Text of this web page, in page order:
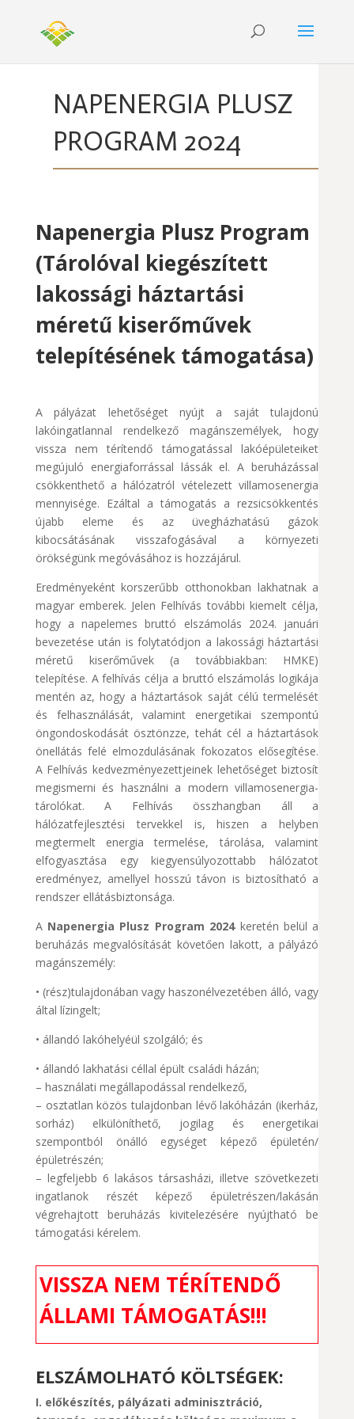
NAPENERGIA PLUSZ
PROGRAM 2024
Napenergia Plusz Program
(Tárolóval kiegészített
lakossági háztartási
méretű kiserőművek
telepítésének támogatása)
A pályázat lehetőséget nyújt a saját tulajdonú
lakóingatlannal rendelkező magánszemélyek, hogy
vissza nem térítendő támogatással lakóépületeiket
megújuló energiaforrással lássák el. A beruházással
csökkenthető a hálózatról vételezett villamosenergia
mennyisége. Ezáltal a támogatás a rezsicsökkentés
újabb eleme és az üvegházhatású gázok
kibocsátásának visszafogásával a környezeti
örökségünk megóvásához is hozzájárul.
Eredményeként korszerűbb otthonokban lakhatnak a
magyar emberek. Jelen Felhívás további kiemelt célja,
hogy a napelemes bruttó elszámolás 2024. januári
bevezetése után is folytatódjon a lakossági háztartási
méretű kiserőművek (a továbbiakban: HMKE)
telepítése. A felhívás célja a bruttó elszámolás logikája
mentén az, hogy a háztartások saját célú termelését
és felhasználását, valamint energetikai szempontú
öngondoskodását ösztönzze, tehát cél a háztartások
önellátás felé elmozdulásának fokozatos elősegítése.
A Felhívás kedvezményezettjeinek lehetőséget biztosít
megismerni és használni a modern villamosenergia-
tárolókat. A Felhívás összhangban áll a
hálózatfejlesztési tervekkel is, hiszen a helyben
megtermelt energia termelése, tárolása, valamint
elfogyasztása egy kiegyensúlyozottabb hálózatot
eredményez, amellyel hosszú távon is biztosítható a
rendszer ellátásbiztonsága.
A Napenergia Plusz Program 2024keretén belül a
beruházás megvalósítását követően lakott, a pályázó
magánszemély:
• (rész)tulajdonában vagy haszonélvezetében álló, vagy
által lízingelt;
• állandó lakóhelyéül szolgáló; és
• állandó lakhatási céllal épült családi házán;
– használati megállapodással rendelkező,
– osztatlan közös tulajdonban lévő lakóházán (ikerház,
sorház) elkülöníthető, jogilag és energetikai
szempontból önálló egységet képező épületén/
épületrészén;
– legfeljebb 6 lakásos társasházi, illetve szövetkezeti
ingatlanok részét képező épületrészen/lakásán
végrehajtott beruházás kivitelezésére nyújtható be
támogatási kérelem.
VISSZA NEM TÉRÍTENDŐ
ÁLLAMI TÁMOGATÁS!!!
ELSZÁMOLHATÓ KÖLTSÉGEK:
I. előkészítés, pályázati adminisztráció,